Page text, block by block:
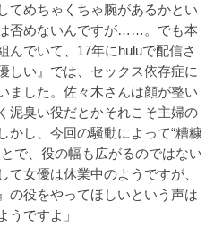
てめちゃくちゃ腕があるかとい
否めないんですが……。でも本
んでいて、17年にhuluで配信さ
しい』では、セックス依存症に
ました。佐々木さんは顔が整い
泥臭い役だとかそれこそ主婦の
かし、今回の騒動によって“糟糠
で、役の幅も広がるのではない
女優は休業中のようですが、
の役をやってほしいという声は
うですよ」